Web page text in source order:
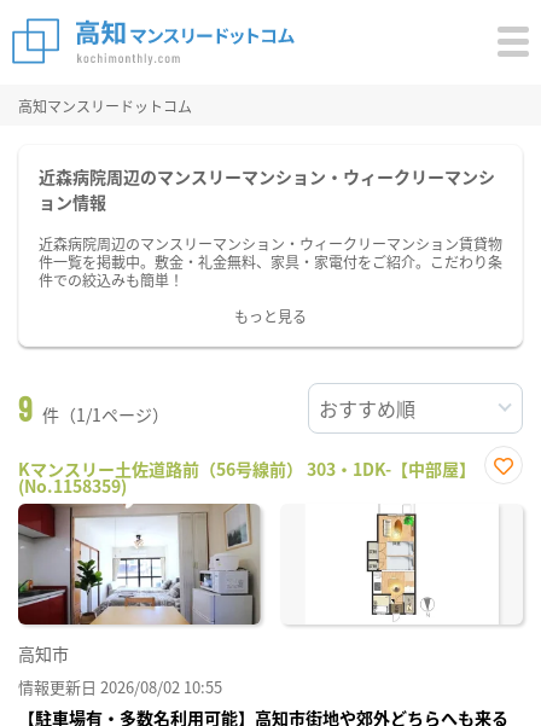
高知マンスリードットコム
近森病院周辺のマンスリーマンション・ウィークリーマンシ
ョン情報
近森病院周辺のマンスリーマンション・ウィークリーマンション賃貸物
件一覧を掲載中。敷金・礼金無料、家具・家電付をご紹介。こだわり条
件での絞込みも簡単！
もっと見る
9 件（1/1ページ）
Kマンスリー土佐道路前（56号線前） 303・1DK-【中部屋】
(No.1158359)
に入
高知市
情報更新日 2026/08/02 10:55
【駐車場有・多数名利用可能】高知市街地や郊外どちらへも来る